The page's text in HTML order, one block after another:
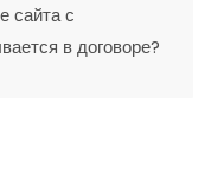
с
в договоре?